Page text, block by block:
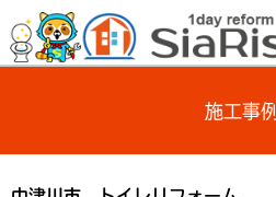
施工事例